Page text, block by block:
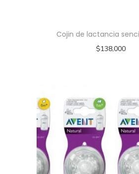
Cojin de lactancia
$138,000